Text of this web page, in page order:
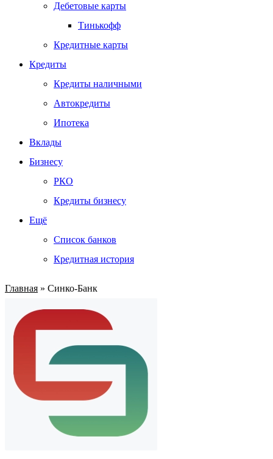
Дебетовые карты
Тинькофф
Кредитные карты
Кредиты
Кредиты наличными
Автокредиты
Ипотека
Вклады
Бизнесу
РКО
Кредиты бизнесу
Ещё
Список банков
Кредитная история
Главная » Синко-Банк